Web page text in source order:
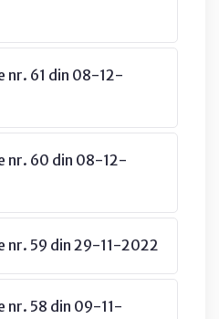
nr. 61 din 08-12-
nr. 60 din 08-12-
nr. 59 din 29-11-2022
nr. 58 din 09-11-